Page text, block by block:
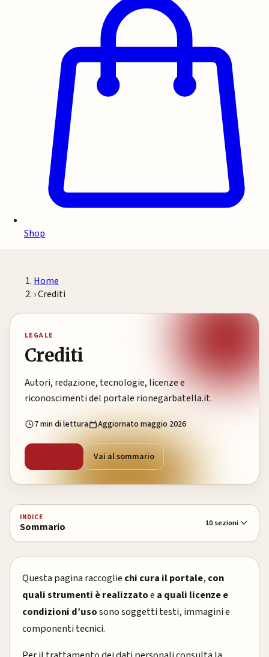
Shop
Home
›Crediti
LEGALE
Crediti
Autori, redazione, tecnologie, licenze e
riconoscimenti del portale rionegarbatella.it.
7 min di lettura Aggiornato maggio 2026
Vai al sommario
INDICE
Sommario 10 sezioni
Questa pagina raccoglie chi cura il portale, con
quali strumenti è realizzatoe a quali licenze e
condizioni d’usosono soggetti testi, immagini e
componenti tecnici.